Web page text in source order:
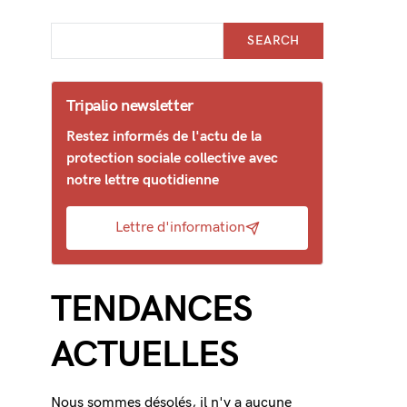
SEARCH
Tripalio newsletter
Restez informés de l'actu de la
protection sociale collective avec
notre lettre quotidienne
Lettre d'information
TENDANCES
ACTUELLES
Nous sommes désolés, il n'y a aucune